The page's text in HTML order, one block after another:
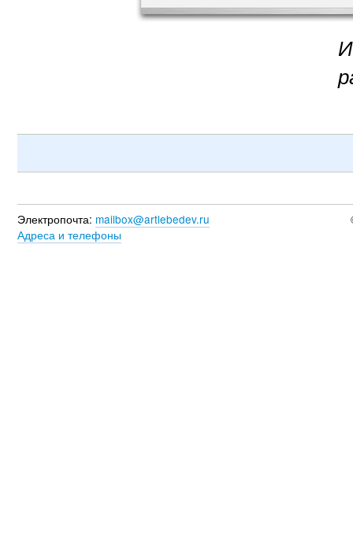
Электропочта: mailbox@artlebedev.ru
Адреса и телефоны